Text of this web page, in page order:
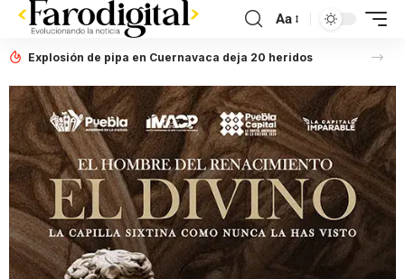
Aa
Explosión de pipa en Cuernavaca deja 20 heridos